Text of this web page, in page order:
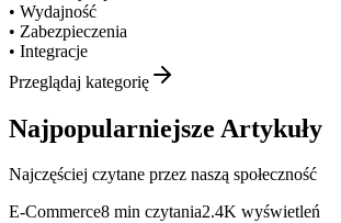
• Wydajność
• Zabezpieczenia
• Integracje
Przeglądaj kategorię
Najpopularniejsze Artykuły
Najczęściej czytane przez naszą społeczność
E-Commerce8 min czytania2.4K wyświetleń